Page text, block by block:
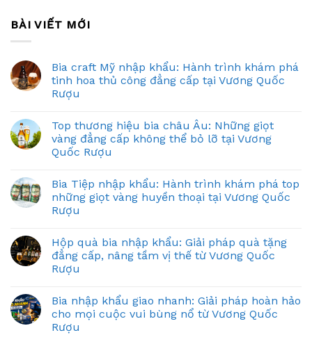
BÀI VIẾT MỚI
Bia craft Mỹ nhập khẩu: Hành trình khám phá
tinh hoa thủ công đẳng cấp tại Vương Quốc
Rượu
Top thương hiệu bia châu Âu: Những giọt
vàng đẳng cấp không thể bỏ lỡ tại Vương
Quốc Rượu
Bia Tiệp nhập khẩu: Hành trình khám phá top
những giọt vàng huyền thoại tại Vương Quốc
Rượu
Hộp quà bia nhập khẩu: Giải pháp quà tặng
đẳng cấp, nâng tầm vị thế từ Vương Quốc
Rượu
Bia nhập khẩu giao nhanh: Giải pháp hoàn hảo
cho mọi cuộc vui bùng nổ từ Vương Quốc
Rượu